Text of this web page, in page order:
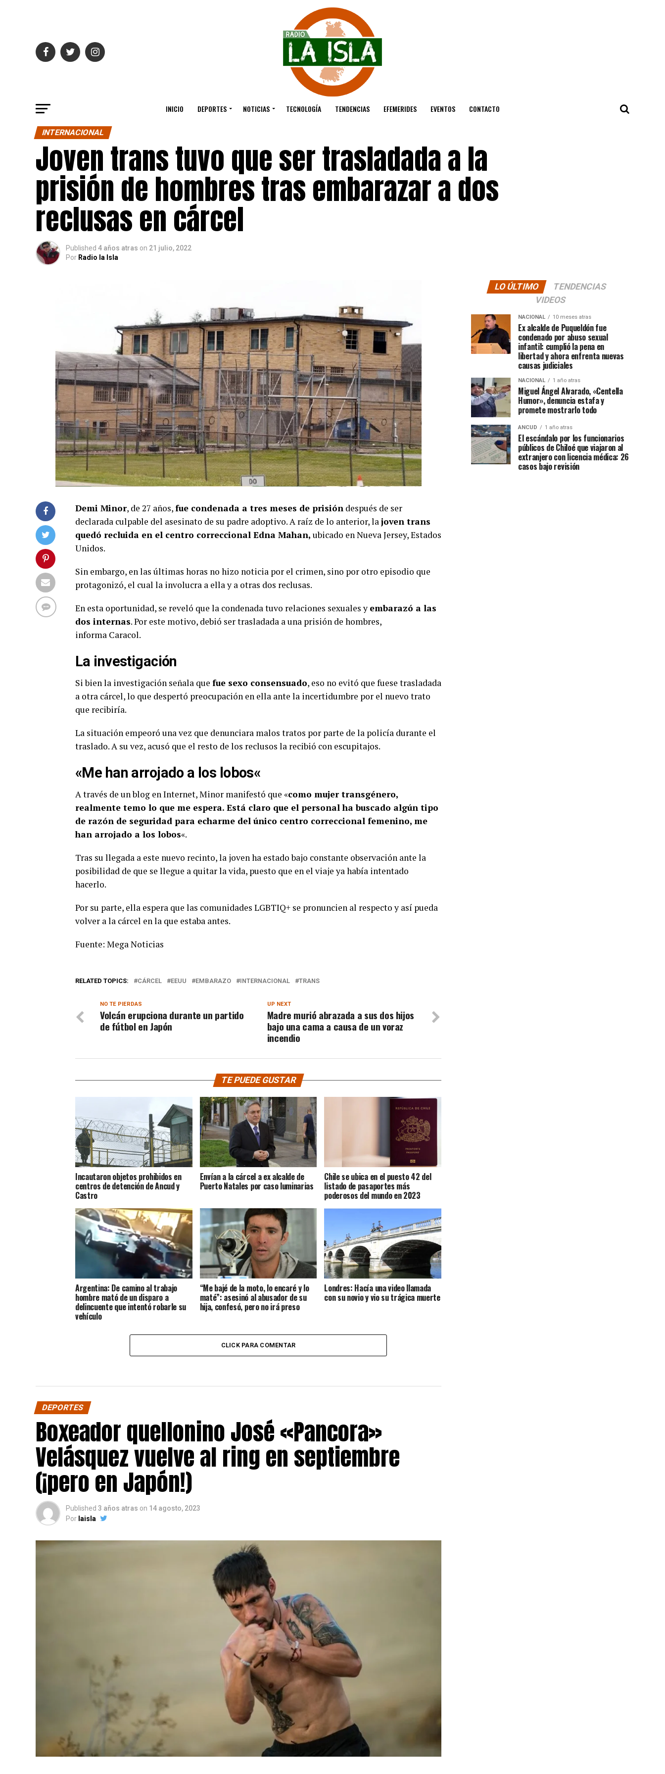
INICIO DEPORTES NOTICIAS TECNOLOGÍA TENDENCIAS EFEMERIDES EVENTOS CONTACTO
INTERNACIONAL
Joven trans tuvo que ser trasladada a la
prisión de hombres tras embarazar a dos
reclusas en cárcel
Published 4 años atras on 21 julio, 2022
Por Radio la Isla
Demi Minor, de 27 años,fue condenada a tres meses de prisión después de ser
declarada culpable del asesinato de su padre adoptivo. A raíz de lo anterior, lajoven trans
quedó recluida en el centro correccional Edna Mahan, ubicado en Nueva Jersey, Estados
Unidos.
Sin embargo, en las últimas horas no hizo noticia por el crimen, sino por otro episodio que
protagonizó, el cual la involucra a ella y a otras dos reclusas.
En esta oportunidad, se reveló que la condenada tuvo relaciones sexuales y embarazó a las
dos internas. Por este motivo, debió ser trasladada a una prisión de hombres,
informa Caracol.
La investigación
Si bien la investigación señala que fue sexo consensuado, eso no evitó que fuese trasladada
a otra cárcel, lo que despertó preocupación en ella ante la incertidumbre por el nuevo trato
que recibiría.
La situación empeoró una vez que denunciara malos tratos por parte de la policía durante el
traslado. A su vez, acusó que el resto de los reclusos la recibió con escupitajos.
«Me han arrojado a los lobos«
A través de un blog en Internet, Minor manifestó que «como mujer transgénero,
realmente temo lo que me espera. Está claro que el personal ha buscado algún tipo
de razón de seguridad para echarme del único centro correccional femenino, me
han arrojado a los lobos«.
Tras su llegada a este nuevo recinto, la joven ha estado bajo constante observación ante la
posibilidad de que se llegue a quitar la vida, puesto que en el viaje ya había intentado
hacerlo.
Por su parte, ella espera que las comunidades LGBTIQ+ se pronuncien al respecto y así pueda
volver a la cárcel en la que estaba antes.
Fuente: Mega Noticias
RELATED TOPICS: CÁRCEL EEUU EMBARAZO INTERNACIONAL TRANS
UP NEXT
Madre murió abrazada a sus dos hijos
bajo una cama a causa de un voraz
incendio
NO TE PIERDAS
Volcán erupciona durante un partido
de fútbol en Japón
TE PUEDE GUSTAR
Incautaron objetos prohibidos en
centros de detención de Ancud y
Castro
Envían a la cárcel a ex alcalde de
Puerto Natales por caso luminarias
Chile se ubica en el puesto 42 del
listado de pasaportes más
poderosos del mundo en 2023
Argentina: De camino al trabajo
hombre mató de un disparo a
delincuente que intentó robarle su
vehículo
“Me bajé de la moto, lo encaré y lo
maté”: asesinó al abusador de su
hija, confesó, pero no irá preso
Londres: Hacía una video llamada
con su novio y vio su trágica muerte
CLICK PARA COMENTAR
DEPORTES
Boxeador quellonino José «Pancora»
Velásquez vuelve al ring en septiembre
(¡pero en Japón!)
Published 3 años atras on 14 agosto, 2023
Por laisla
LO ÚLTIMO
TENDENCIAS
VIDEOS
NACIONAL 10 meses atras
Ex alcalde de Puqueldón fue
condenado por abuso sexual
infantil: cumplió la pena en
libertad y ahora enfrenta nuevas
causas judiciales
NACIONAL 1 año atras
Miguel Ángel Alvarado, «Centella
Humor», denuncia estafa y
promete mostrarlo todo
ANCUD 1 año atras
El escándalo por los funcionarios
públicos de Chiloé que viajaron al
extranjero con licencia médica: 26
casos bajo revisión